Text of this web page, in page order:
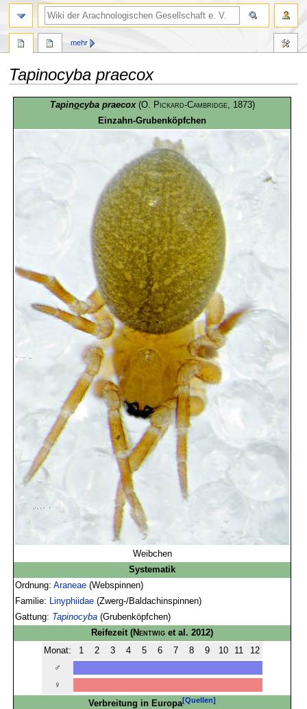
Tapinocyba praecox
springen
springen
Tapinocyba praecox (O. Pickard-Cambridge, 1873)
Einzahn-Grubenköpfchen
Weibchen
Systematik
Ordnung:Araneae (Webspinnen)
Familie:
Linyphiidae (Zwerg-/Baldachinspinnen)
Gattung: Tapinocyba (Grubenköpfchen)
Reifezeit(Nentwig et al. 2012)
Monat:
1 2 3 4 5 6 7 8 9 10 11
12
♂
♀
Verbreitung in Europa[Quellen]
mehr